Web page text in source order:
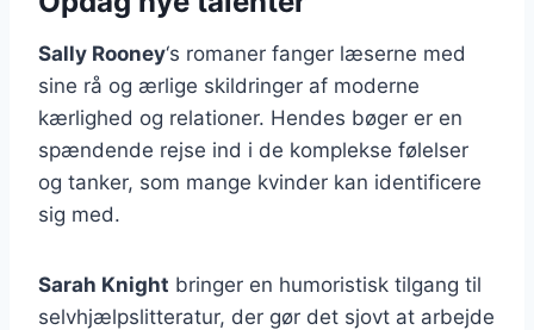
Sally Rooney‘s romaner fanger læserne med
sine rå og ærlige skildringer af moderne
kærlighed og relationer. Hendes bøger er en
spændende rejse ind i de komplekse følelser
og tanker, som mange kvinder kan identificere
sig med.
Sarah Knight bringer en humoristisk tilgang til
selvhjælpslitteratur, der gør det sjovt at arbejde